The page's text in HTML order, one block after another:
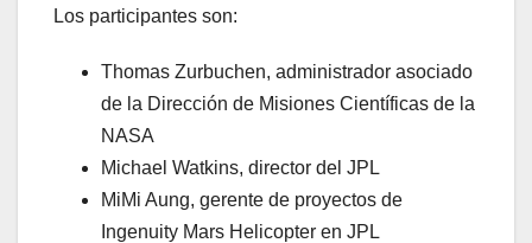
Los participantes son:
Thomas Zurbuchen, administrador asociado
de la Dirección de Misiones Científicas de la
NASA
Michael Watkins, director del JPL
MiMi Aung, gerente de proyectos de
Ingenuity Mars Helicopter en JPL